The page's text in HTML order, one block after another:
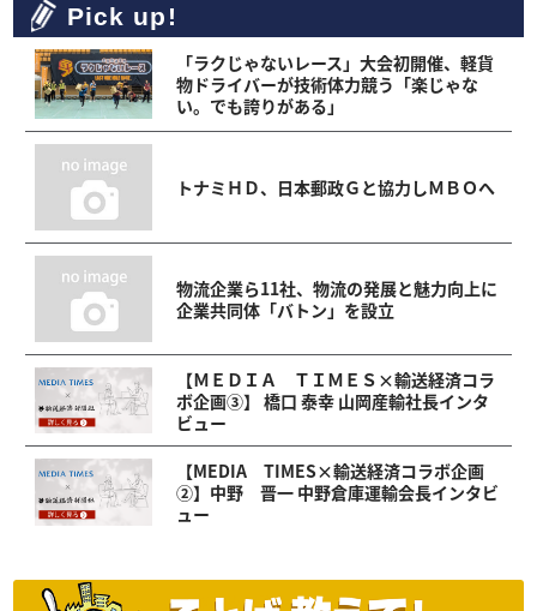
Pick up!
「ラクじゃないレース」大会初開催、軽貨
物ドライバーが技術体力競う「楽じゃな
い。でも誇りがある」
トナミＨＤ、日本郵政Ｇと協力しＭＢＯへ
物流企業ら11社、物流の発展と魅力向上に
企業共同体「バトン」を設立
【ＭＥＤＩＡ ＴＩＭＥＳ×輸送経済コラ
ボ企画③】 橋口 泰幸 山岡産輸社長インタ
ビュー
【MEDIA TIMES×輸送経済コラボ企画
②】中野 晋一 中野倉庫運輸会長インタビ
ュー